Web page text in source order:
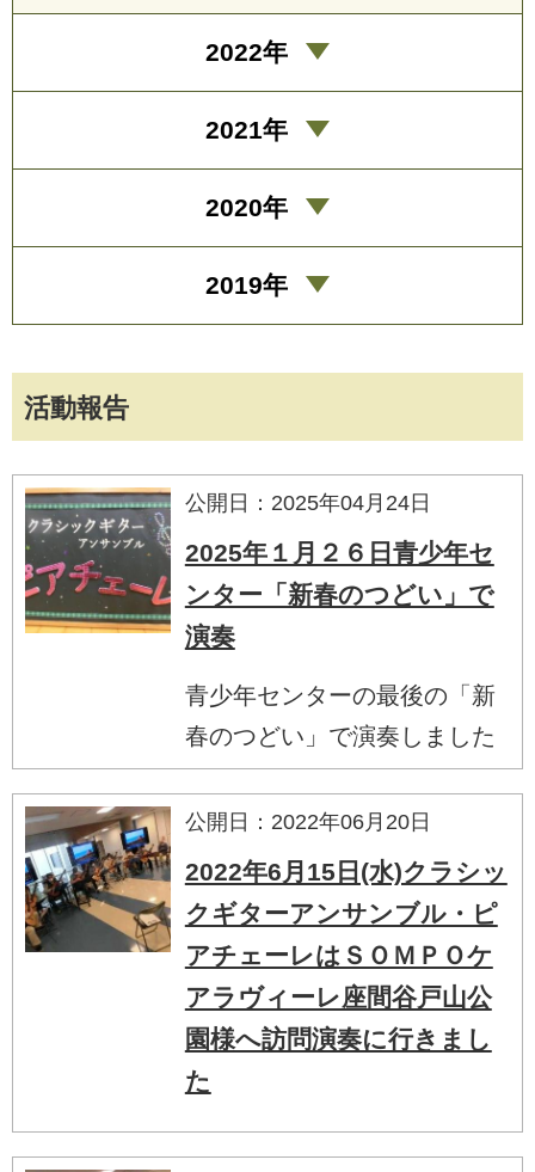
活動報告
公開日：2025年04月24日
2025年１月２６日青少年セ
ンター「新春のつどい」で
演奏
青少年センターの最後の「新
春のつどい」で演奏しました
公開日：2022年06月20日
2022年6月15日(水)クラシッ
クギターアンサンブル・ピ
アチェーレはＳＯＭＰＯケ
アラヴィーレ座間谷戸山公
園様へ訪問演奏に行きまし
た
2022年
2021年
2020年
2019年